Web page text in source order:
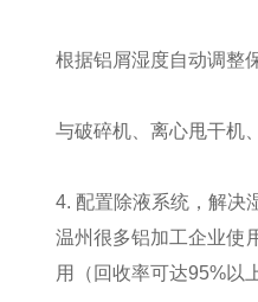
根据铝屑湿度自动调整
与破碎机、离心甩干机
4. 配置除液系统，解决
温州很多铝加工企业使
用（回收率可达95%以